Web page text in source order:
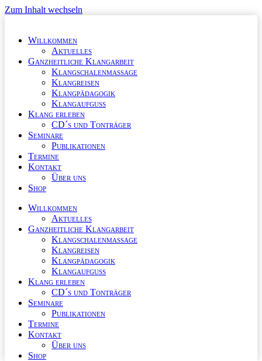
Zum Inhalt wechseln
Willkommen
Aktuelles
Ganzheitliche Klangarbeit
Klangschalenmassage
Klangreisen
Klangpädagogik
Klangaufguss
Klang erleben
CD´s und Tonträger
Seminare
Publikationen
Termine
Kontakt
Über uns
Shop
Willkommen
Aktuelles
Ganzheitliche Klangarbeit
Klangschalenmassage
Klangreisen
Klangpädagogik
Klangaufguss
Klang erleben
CD´s und Tonträger
Seminare
Publikationen
Termine
Kontakt
Über uns
Shop